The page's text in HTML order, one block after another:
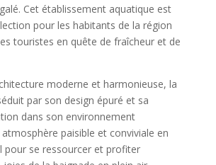
Cet établissement aquatique est
pour les habitants de la région
touristes en quête de fraîcheur et de
moderne et harmonieuse, la
par son design épuré et sa
dans son environnement
paisible et conviviale en
pour se ressourcer et profiter